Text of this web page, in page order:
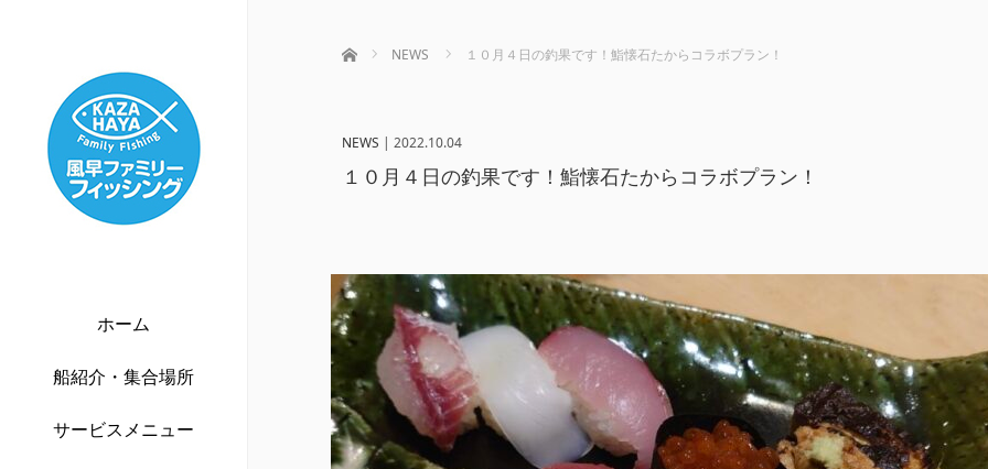
ホーム
船紹介・集合場所
サービスメニュー
ホーム NEWS １０月４日の釣果です！鮨懐石たからコラボプラン！
NEWS | 2022.10.04
１０月４日の釣果です！鮨懐石たからコラボプラン！